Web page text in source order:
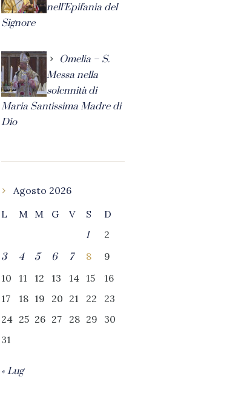
nell’Epifania del
Signore
Omelia – S.
Messa nella
solennità di
Maria Santissima Madre di
Dio
Agosto 2026
L
M M G V S
D
1
2
3
4 5 6 7 8
9
10
11 12 13 14 15
16
17
18 19 20 21 22
23
24 25 26 27 28 29
30
31
« Lug